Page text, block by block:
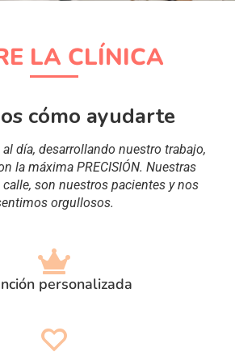
LA CLÍNICA
cómo ayudarte
día, desarrollando nuestro trabajo,
la máxima PRECISIÓN. Nuestras
son nuestros pacientes y nos
orgullosos.
personalizada